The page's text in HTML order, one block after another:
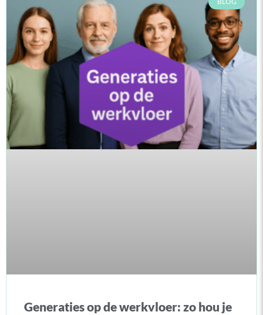
Generaties op de werkvloer: zo hou je